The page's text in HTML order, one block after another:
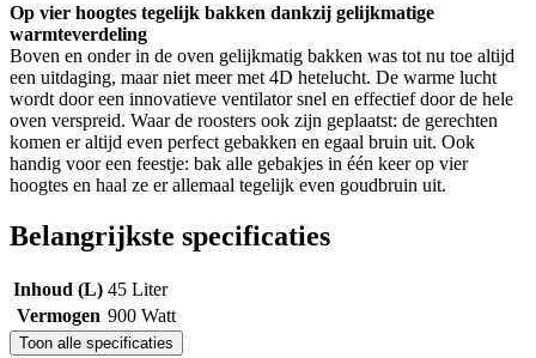
Op vier hoogtes tegelijk bakken dankzij gelijkmatige
warmteverdeling
Boven en onder in de oven gelijkmatig bakken was tot nu toe altijd
een uitdaging, maar niet meer met 4D hetelucht. De warme lucht
wordt door een innovatieve ventilator snel en effectief door de hele
oven verspreid. Waar de roosters ook zijn geplaatst: de gerechten
komen er altijd even perfect gebakken en egaal bruin uit. Ook
handig voor een feestje: bak alle gebakjes in één keer op vier
hoogtes en haal ze er allemaal tegelijk even goudbruin uit.
Belangrijkste specificaties
Inhoud (L) 45 Liter
Vermogen 900 Watt
Toon alle specificaties